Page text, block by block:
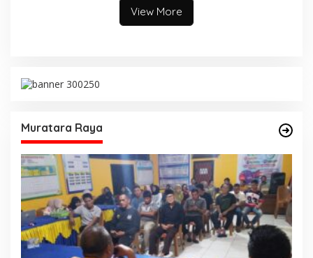
Rumah PAN
View More
Muratara Raya